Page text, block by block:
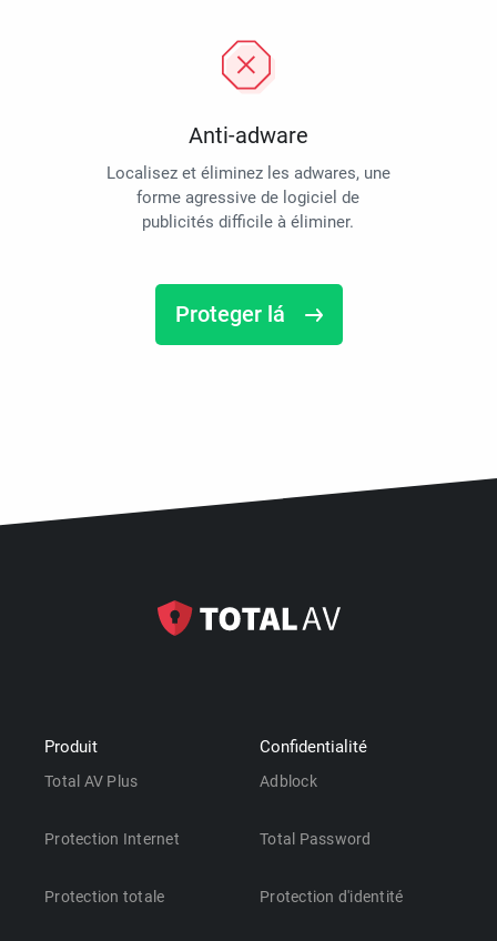
Anti-adware
Localisez et éliminez les adwares, une
forme agressive de logiciel de
publicités difficile à éliminer.
Proteger lá
Produit
Total AV Plus
Protection Internet
Protection totale
Confidentialité
Adblock
Total Password
Protection d'identité